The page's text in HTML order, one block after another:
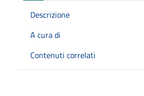
Descrizione
A cura di
Contenuti correlati